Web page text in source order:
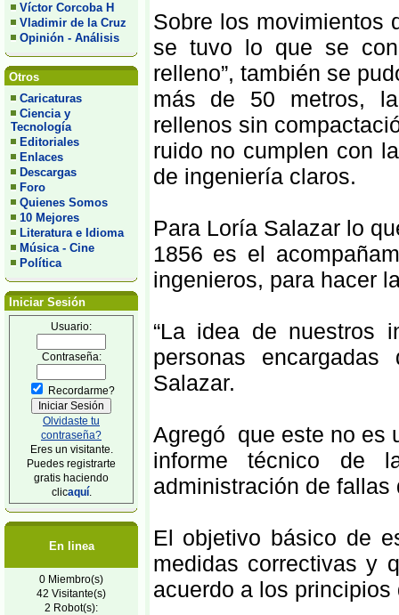
Víctor Corcoba H
Vladimir de la Cruz
Opinión - Análisis
Otros
Caricaturas
Ciencia y
Tecnología
Editoriales
Enlaces
Descargas
Foro
Quienes Somos
10 Mejores
Literatura e Idioma
Música - Cine
Política
Iniciar Sesión
Usuario:
Contraseña:
Recordarme?
Olvidaste tu
contraseña?
Eres un visitante.
Puedes registrarte
gratis haciendo
clicaquí.
En linea
0 Miembro(s)
42 Visitante(s)
2 Robot(s):
Sobre los movimientos
se tuvo lo que se
relleno”, también se
más de 50 metros,
rellenos sin
ruido no cumplen con
de ingeniería claros.
Para Loría Salazar lo
1856 es el
ingenieros, para hacer
“La idea de nuestros
personas
Salazar.
Agregó que este no es
informe técnico de
administración de
El objetivo básico de
medidas correctivas y
acuerdo a los